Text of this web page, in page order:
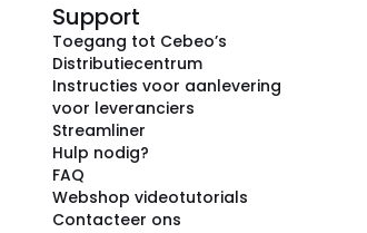
Support
Toegang tot Cebeo’s
Distributiecentrum
Instructies voor aanlevering
voor leveranciers
Streamliner
Hulp nodig?
FAQ
Webshop videotutorials
Contacteer ons